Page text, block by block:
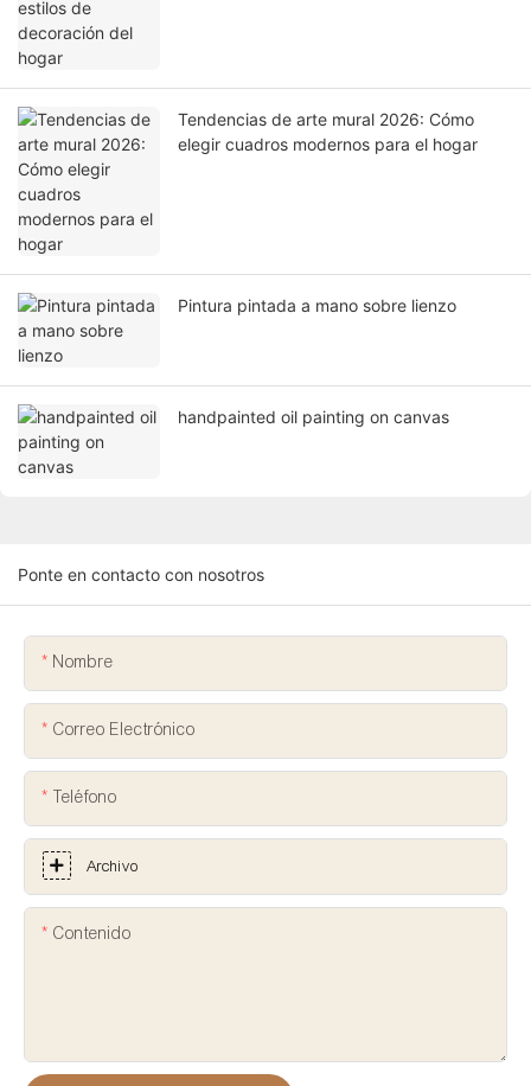
Tendencias de arte mural 2026: Cómo
elegir cuadros modernos para el hogar
Pintura pintada a mano sobre lienzo
handpainted oil painting on canvas
Ponte en contacto con nosotros
Nombre
Correo Electrónico
Teléfono
Archivo
Contenido